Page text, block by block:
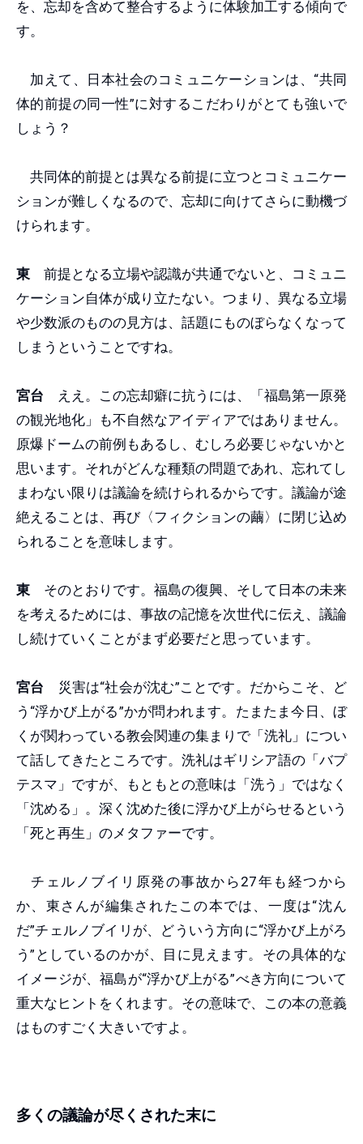
を、忘却を含めて整合するように体験加工する傾向で
す。
加えて、日本社会のコミュニケーションは、“共同
体的前提の同一性”に対するこだわりがとても強いで
しょう？
共同体的前提とは異なる前提に立つとコミュニケー
ションが難しくなるので、忘却に向けてさらに動機づ
けられます。
東 前提となる立場や認識が共通でないと、コミュニ
ケーション自体が成り立たない。つまり、異なる立場
や少数派のものの見方は、話題にものぼらなくなって
しまうということですね。
宮台 ええ。この忘却癖に抗うには、「福島第一原発
の観光地化」も不自然なアイディアではありません。
原爆ドームの前例もあるし、むしろ必要じゃないかと
思います。それがどんな種類の問題であれ、忘れてし
まわない限りは議論を続けられるからです。議論が途
絶えることは、再び〈フィクションの繭〉に閉じ込め
られることを意味します。
東 そのとおりです。福島の復興、そして日本の未来
を考えるためには、事故の記憶を次世代に伝え、議論
し続けていくことがまず必要だと思っています。
宮台 災害は“社会が沈む”ことです。だからこそ、ど
う“浮かび上がる”かが問われます。たまたま今日、ぼ
くが関わっている教会関連の集まりで「洗礼」につい
て話してきたところです。洗礼はギリシア語の「バプ
テスマ」ですが、もともとの意味は「洗う」ではなく
「沈める」。深く沈めた後に浮かび上がらせるという
「死と再生」のメタファーです。
チェルノブイリ原発の事故から27年も経つから
か、東さんが編集されたこの本では、一度は“沈ん
だ”チェルノブイリが、どういう方向に“浮かび上がろ
う”としているのかが、目に見えます。その具体的な
イメージが、福島が“浮かび上がる”べき方向について
重大なヒントをくれます。その意味で、この本の意義
はものすごく大きいですよ。
多くの議論が尽くされた末に